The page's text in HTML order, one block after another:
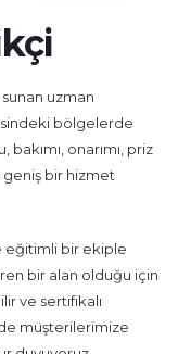
uzman
bölgelerde
onarımı, priz
bir hizmet
eğitimli bir ekiple
bir alan olduğu için
ve sertifikalı
müşterilerimize